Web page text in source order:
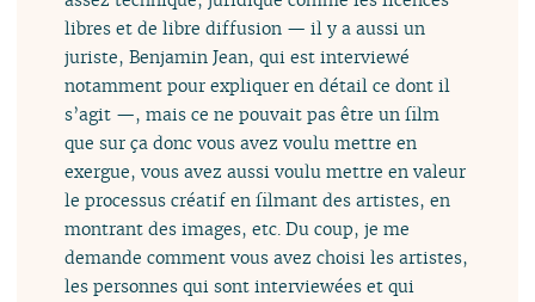
libres et de libre diffusion — il y a aussi un
juriste, Benjamin Jean, qui est interviewé
notamment pour expliquer en détail ce dont il
s’agit —, mais ce ne pouvait pas être un film
que sur ça donc vous avez voulu mettre en
exergue, vous avez aussi voulu mettre en valeur
le processus créatif en filmant des artistes, en
montrant des images, etc. Du coup, je me
demande comment vous avez choisi les artistes,
les personnes qui sont interviewées et qui